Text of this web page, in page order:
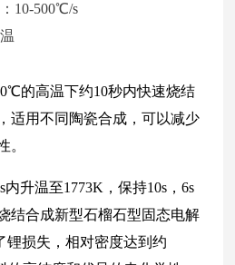
10-500℃/s
的高温下约10秒内快速烧结
适用不同陶瓷合成，可以减少
。
内升温至1773K，保持10s，6s
结合成新型石榴石型固态电解
锂损失，相对密度达到约